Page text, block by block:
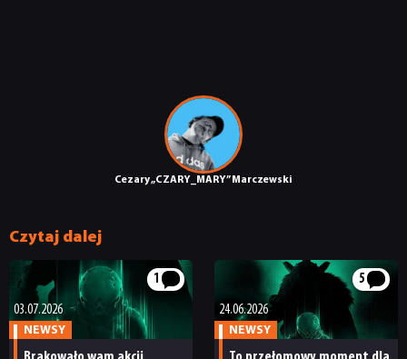
TECHNOLOGIE
DYSKUSJE
SKLEP
Cezary „CZARY_MARY” Marczewski
Czytaj dalej
1
03.07.2026
NEWSY
5
24.06.2026
NEWSY